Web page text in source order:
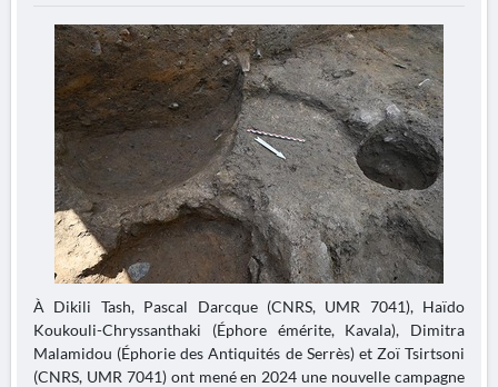
À Dikili Tash, Pascal Darcque (CNRS, UMR 7041), Haïdo
Koukouli-Chryssanthaki (Éphore émérite, Kavala), Dimitra
Malamidou (Éphorie des Antiquités de Serrès) et Zoï Tsirtsoni
(CNRS, UMR 7041) ont mené en 2024 une nouvelle campagne